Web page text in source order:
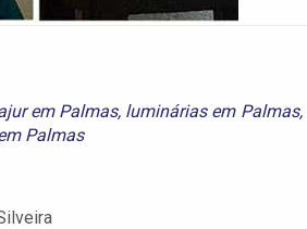
em Palmas, luminárias em Palmas,
Palmas